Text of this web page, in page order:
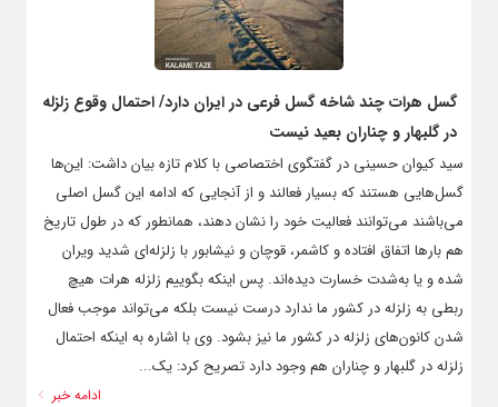
گسل هرات چند شاخه گسل فرعی در ایران دارد/ احتمال وقوع زلزله
در گلبهار و چناران بعید نیست
سید کیوان حسینی در گفتگوی اختصاصی با کلام تازه بیان داشت: این‌ها
گسل‌هایی هستند که بسیار فعالند و از آنجایی که ادامه این گسل اصلی
می‌باشند می‌توانند فعالیت خود را نشان دهند، همانطور که در طول تاریخ
هم بارها اتفاق افتاده و کاشمر، قوچان و نیشابور با زلزله‌ای شدید ویران
شده و یا به‌شدت خسارت دیده‌اند. پس اینکه بگوییم زلزله هرات هیچ
ربطی به زلزله در کشور ما ندارد درست نیست بلکه می‌تواند موجب فعال
شدن کانون‌های زلزله در کشور ما نیز بشود. وی با اشاره به اینکه احتمال
زلزله در گلبهار و چناران هم وجود دارد تصریح کرد: یک...
ادامه خبر